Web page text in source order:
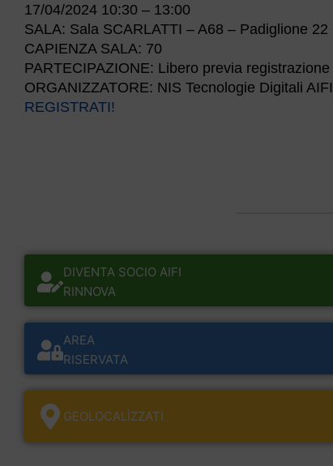
17/04/2024 10:30 – 13:00
SALA: Sala SCARLATTI – A68 – Padiglione 22
CAPIENZA SALA: 70
PARTECIPAZIONE: Libero previa registrazione
ORGANIZZATORE: NIS Tecnologie Digitali AIFI
REGISTRATI!
DIVENTA SOCIO AIFI
RINNOVA
AREA
RISERVATA
GEOLOCALÌZZATI